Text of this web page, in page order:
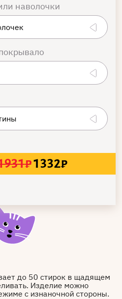
наволочки
₽1332₽
до 50 стирок в щадящем
Изделие можно
с изнаночной стороны.